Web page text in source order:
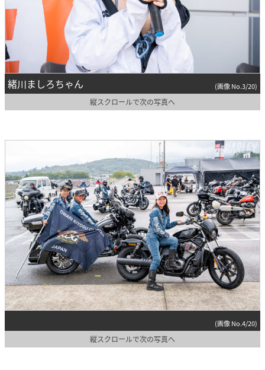
緒川ましろちゃん (画像 No.3/20)
縦スクロールで次の写真へ
(画像 No.4/20)
縦スクロールで次の写真へ